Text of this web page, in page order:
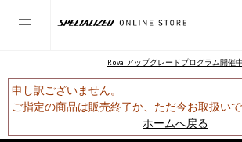
Rovalアップグレードプログラム開催中
申し訳ございません。
ご指定の商品は販売終了か、ただ今お取扱いで
ホームへ戻る